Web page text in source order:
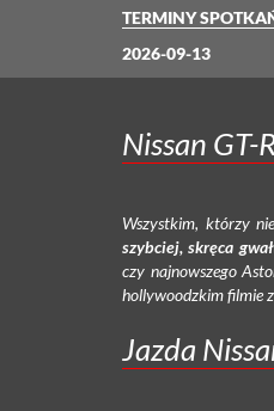
TERMINY
2026-09-13
Nissan GT-
Wszystkim, którzy
szybciej, skręca
czy najnowszego
hollywoodzkim filmie
Jazda